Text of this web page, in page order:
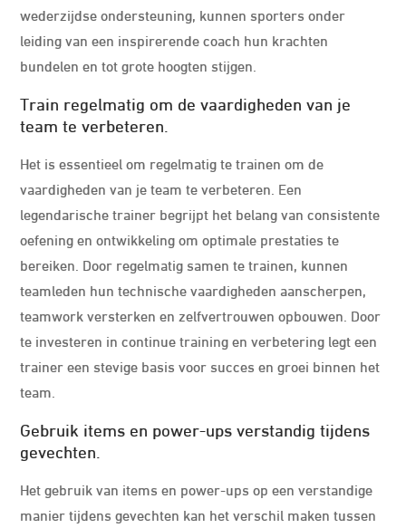
wederzijdse ondersteuning, kunnen sporters onder
leiding van een inspirerende coach hun krachten
bundelen en tot grote hoogten stijgen.
Train regelmatig om de vaardigheden van je
team te verbeteren.
Het is essentieel om regelmatig te trainen om de
vaardigheden van je team te verbeteren. Een
legendarische trainer begrijpt het belang van consistente
oefening en ontwikkeling om optimale prestaties te
bereiken. Door regelmatig samen te trainen, kunnen
teamleden hun technische vaardigheden aanscherpen,
teamwork versterken en zelfvertrouwen opbouwen. Door
te investeren in continue training en verbetering legt een
trainer een stevige basis voor succes en groei binnen het
team.
Gebruik items en power-ups verstandig tijdens
gevechten.
Het gebruik van items en power-ups op een verstandige
manier tijdens gevechten kan het verschil maken tussen